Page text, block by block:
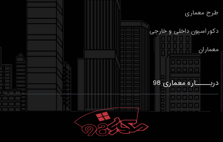
طرح معماری
دکوراسیون داخلی و خارجی
معماران
دربـــــاره معماری 98